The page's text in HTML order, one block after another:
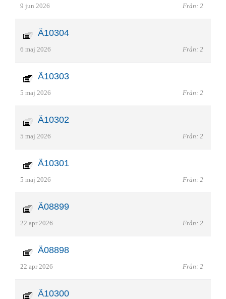
9 jun 2026 Från: 2
Ä10304
6 maj 2026 Från: 2
Ä10303
5 maj 2026 Från: 2
Ä10302
5 maj 2026 Från: 2
Ä10301
5 maj 2026 Från: 2
Ä08899
22 apr 2026 Från: 2
Ä08898
22 apr 2026 Från: 2
Ä10300